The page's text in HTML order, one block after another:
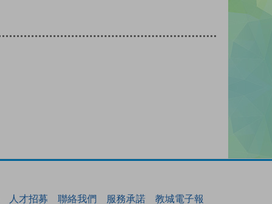
人才招募 聯絡我們 服務承諾 教城電子報